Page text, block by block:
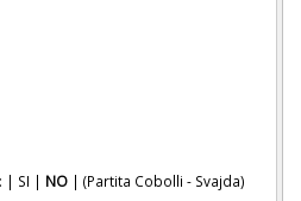
| SI | NO | (Partita Cobolli - Svajda)